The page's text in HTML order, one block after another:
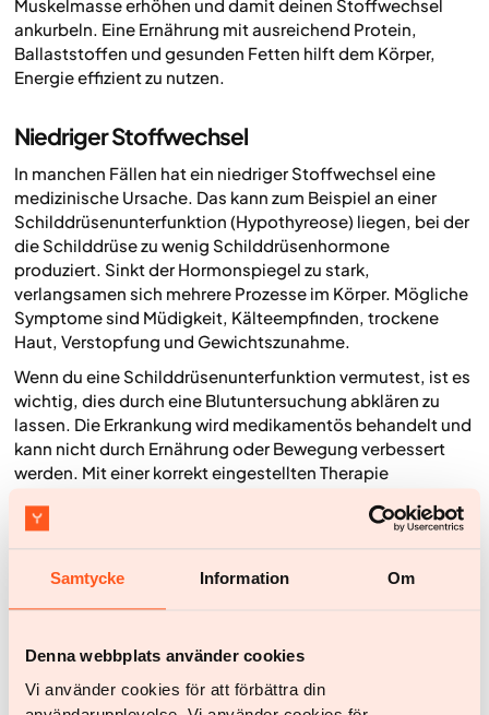
Samtycke Information Om
Denna webbplats använder cookies
Vi använder cookies för att förbättra din
Muskelmasse erhöhen und damit deinen Stoffwechsel
ankurbeln. Eine Ernährung mit ausreichend Protein,
Ballaststoffen und gesunden Fetten hilft dem Körper,
Energie effizient zu nutzen.
Niedriger Stoffwechsel
In manchen Fällen hat ein niedriger Stoffwechsel eine
medizinische Ursache. Das kann zum Beispiel an einer
Schilddrüsenunterfunktion (Hypothyreose) liegen, bei der
die Schilddrüse zu wenig Schilddrüsenhormone
produziert. Sinkt der Hormonspiegel zu stark,
verlangsamen sich mehrere Prozesse im Körper. Mögliche
Symptome sind Müdigkeit, Kälteempfinden, trockene
Haut, Verstopfung und Gewichtszunahme.
Wenn du eine Schilddrüsenunterfunktion vermutest, ist es
wichtig, dies durch eine Blutuntersuchung abklären zu
lassen. Die Erkrankung wird medikamentös behandelt und
kann nicht durch Ernährung oder Bewegung verbessert
werden. Mit einer korrekt eingestellten Therapie
Stoffwechsel funktioniert wieder erwartungsgemäß.
Es gibt auch andere Faktoren, die denStoffwechsel
beeinflussen können
, zum Beispiel hormonelle
Veränderungen sowie bestimmte Medikamente oder
Ernährung und Bewegung schwerfällt, Gewicht zu
dein Stoffwechsel nicht richtig funktioniert, solltest du